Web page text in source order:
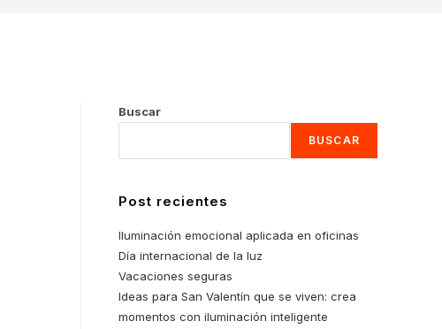
Buscar
BUSCAR
Post recientes
Iluminación emocional aplicada en oficinas
Día internacional de la luz
Vacaciones seguras
Ideas para San Valentín que se viven: crea
momentos con iluminación inteligente